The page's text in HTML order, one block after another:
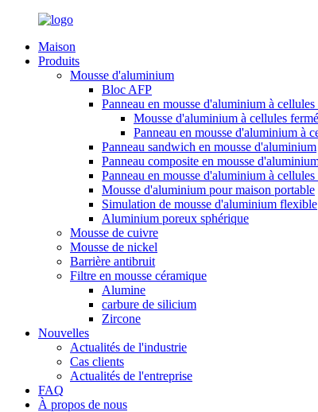
Maison
Produits
Mousse d'aluminium
Bloc AFP
Panneau en mousse d'aluminium à cellules
Mousse d'aluminium à cellules
Panneau en mousse d'aluminium à
Panneau sandwich en mousse d'aluminium
Panneau composite en mousse
Panneau en mousse d'aluminium à cellules
Mousse d'aluminium pour maison portable
Simulation de mousse d'aluminium flexible
Aluminium poreux sphérique
Mousse de cuivre
Mousse de nickel
Barrière antibruit
Filtre en mousse céramique
Alumine
carbure de silicium
Zircone
Nouvelles
Actualités de l'industrie
Cas clients
Actualités de l'entreprise
FAQ
À propos de nous